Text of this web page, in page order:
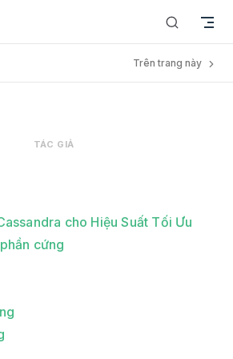
Trên trang này
TÁC GIẢ
cho Hiệu Suất Tối Ưu
cứng